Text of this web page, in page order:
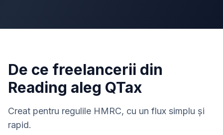
De ce freelancerii din
Reading aleg QTax
Creat pentru regulile HMRC, cu un flux simplu și
rapid.